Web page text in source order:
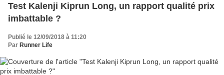
Test Kalenji Kiprun Long, un rapport qualité prix
imbattable ?
Publié le 12/09/2018 à 11:20
Par Runner Life